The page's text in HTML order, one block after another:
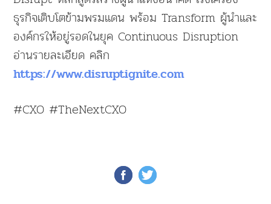
ธุรกิจเติบโตข้ามพรมแดน พร้อม Transform ผู้นำและ
องค์กรให้อยู่รอดในยุค Continuous Disruption
อ่านรายละเอียด คลิก
https://www.disruptignite.com
#CXO #TheNextCXO